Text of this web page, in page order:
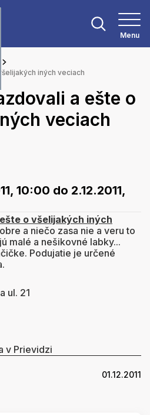
Menu
iných veciach
a ešte o
veciach
10:00 do 2.12.2011,
o všelijakých iných
a niečo zasa nie a veru to
malé a nešikovné labky...
Podujatie je určené
ul. 21
v Prievidzi
01.12.2011